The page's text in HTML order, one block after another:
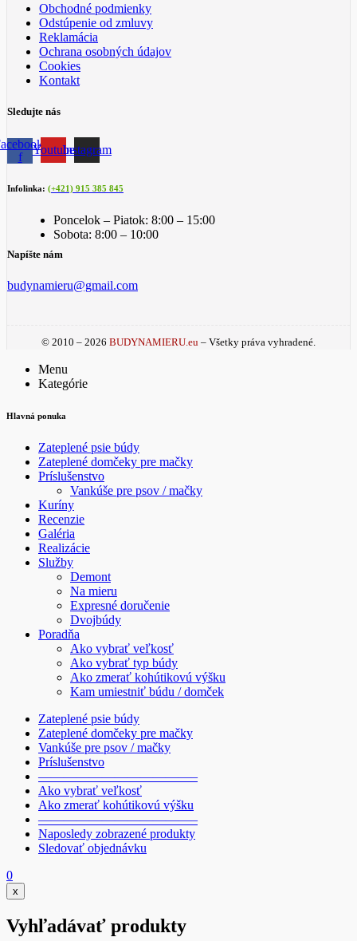
Obchodné podmienky
Odstúpenie od zmluvy
Reklamácia
Ochrana osobných údajov
Cookies
Kontakt
Sledujte nás
f
YoutubeInstagram
Infolinka: (+421) 915 385 845
Poncelok – Piatok: 8:00 – 15:00
Sobota: 8:00 – 10:00
Napíšte nám
budynamieru@gmail.com
© 2010 – 2026 BUDYNAMIERU.eu – Všetky práva vyhradené.
Menu
Kategórie
Hlavná ponuka
Zateplené psie búdy
Zateplené domčeky pre mačky
Príslušenstvo
Vankúše pre psov / mačky
Kuríny
Recenzie
Galéria
Realizácie
Služby
Demont
Na mieru
Expresné doručenie
Dvojbúdy
Poradňa
Ako vybrať veľkosť
Ako vybrať typ búdy
Ako zmerať kohútikovú výšku
Kam umiestniť búdu / domček
Zateplené psie búdy
Zateplené domčeky pre mačky
Vankúše pre psov / mačky
Príslušenstvo
————————————–
Ako vybrať veľkosť
Ako zmerať kohútikovú výšku
————————————–
Naposledy zobrazené produkty
Sledovať objednávku
0
x
Vyhľadávať produkty